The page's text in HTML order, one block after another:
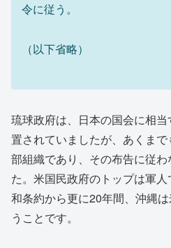
令に従う。
（以下省略）
琉球政府は、日本の国会に相
置されていましたが、あくま
部組織であり、その布告に従
た。米国民政府のトップは軍
和条約から更に20年間、沖縄
うことです。